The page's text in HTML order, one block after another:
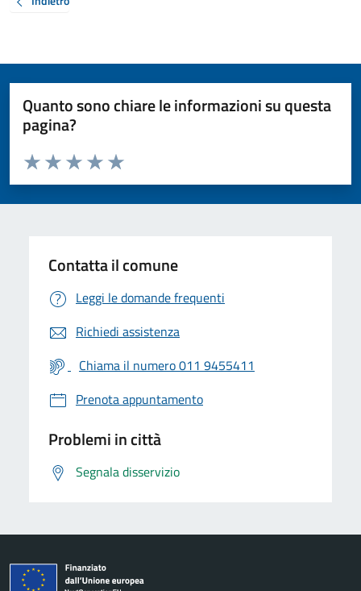
Quanto sono chiare le informazioni su questa
pagina?
Valuta da 1 a 5 stelle la pagina
Valuta 5 stelle su 5
Valuta 4 stelle su 5
Valuta 3 stelle su 5
Valuta 2 stelle su 5
Valuta 1 stelle su 5
Contatta il comune
Leggi le domande frequenti
Richiedi assistenza
Chiama il numero 011 9455411
Prenota appuntamento
Problemi in città
Segnala disservizio